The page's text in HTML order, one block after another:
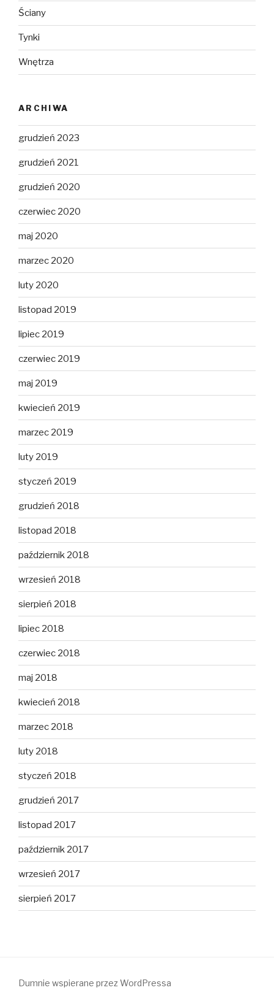
Ściany
Tynki
Wnętrza
ARCHIWA
grudzień 2023
grudzień 2021
grudzień 2020
czerwiec 2020
maj 2020
marzec 2020
luty 2020
listopad 2019
lipiec 2019
czerwiec 2019
maj 2019
kwiecień 2019
marzec 2019
luty 2019
styczeń 2019
grudzień 2018
listopad 2018
październik 2018
wrzesień 2018
sierpień 2018
lipiec 2018
czerwiec 2018
maj 2018
kwiecień 2018
marzec 2018
luty 2018
styczeń 2018
grudzień 2017
listopad 2017
październik 2017
wrzesień 2017
sierpień 2017
Dumnie wspierane przez WordPressa